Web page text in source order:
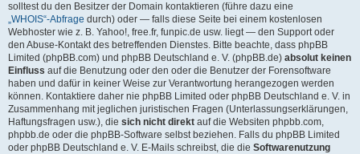
solltest du den Besitzer der Domain kontaktieren (führe dazu eine
„WHOIS“-Abfrage durch) oder — falls diese Seite bei einem kostenlosen
Webhoster wie z. B. Yahoo!, free.fr, funpic.de usw. liegt — den Support oder
den Abuse-Kontakt des betreffenden Dienstes. Bitte beachte, dass phpBB
Limited (phpBB.com) und phpBB Deutschland e. V. (phpBB.de) absolut keinen
Einfluss auf die Benutzung oder den oder die Benutzer der Forensoftware
haben und dafür in keiner Weise zur Verantwortung herangezogen werden
können. Kontaktiere daher nie phpBB Limited oder phpBB Deutschland e. V. in
Zusammenhang mit jeglichen juristischen Fragen (Unterlassungserklärungen,
Haftungsfragen usw.), die sich nicht direkt auf die Websiten phpbb.com,
phpbb.de oder die phpBB-Software selbst beziehen. Falls du phpBB Limited
oder phpBB Deutschland e. V. E-Mails schreibst, die die Softwarenutzung